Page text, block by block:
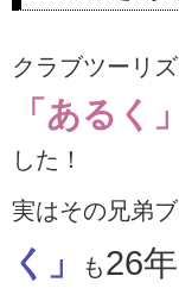
クラブツーリ
「あるく」
した！
実はその兄弟
く」
も26